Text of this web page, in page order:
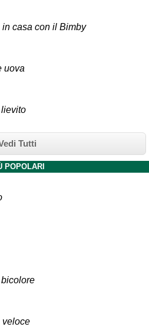
casa con il Bimby
uova
Tutti
POPOLARI
veloce